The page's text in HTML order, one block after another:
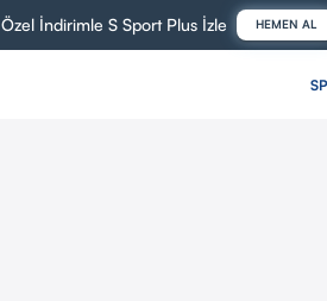
Özel İndirimle S Sport Plus İzle HEMEN AL